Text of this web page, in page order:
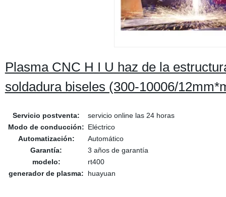
Plasma CNC H I U haz de la
soldadura biseles (300-10006/
Servicio postventa:
servicio online las 24 horas
Modo de conducción: Eléctrico
Automatización:
Automático
Garantía:
3 años de garantía
modelo:
rt400
generador de plasma:
huayuan